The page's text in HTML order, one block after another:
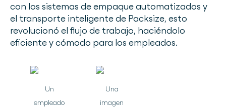
con los sistemas de empaque automatizados y
el transporte inteligente de Packsize, esto
revolucionó el flujo de trabajo, haciéndolo
eficiente y cómodo para los empleados.
Un
empleado
Una
imagen